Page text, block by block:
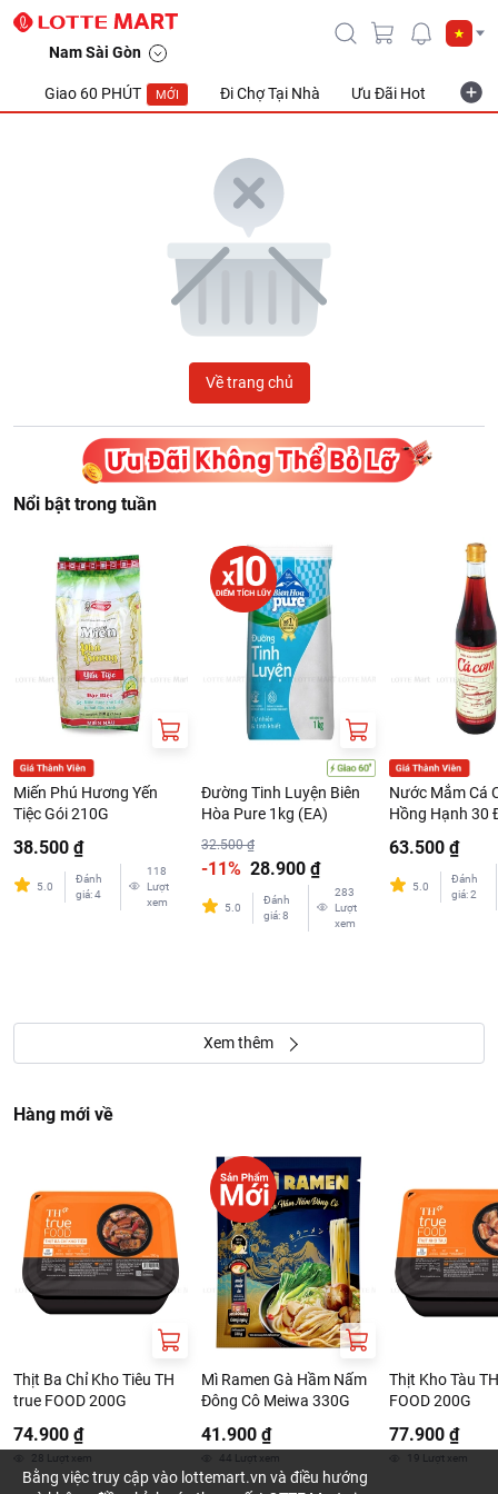
Nam Sài Gòn
Giao 60 PHÚT MỚI Đi Chợ Tại Nhà Ưu Đãi Hot
Về trang chủ
Nổi bật trong tuần
Miến Phú Hương Yến
Tiệc Gói 210G
38.500 ₫
5.0
Đánh
giá:4
118
Lượt
xem
Đường Tinh Luyện Biên
Hòa Pure 1kg (EA)
32.500 ₫
-11% 28.900 ₫
5.0
Đánh
giá:8
283
Lượt
xem
Nước Mắm Cá
Hồng Hạnh 30
63.500 ₫
5.0
Đánh
giá:2
Xem thêm
Hàng mới về
Thịt Ba Chỉ Kho Tiêu TH
true FOOD 200G
74.900 ₫
28 Lượt xem
Mì Ramen Gà Hầm Nấm
Đông Cô Meiwa 330G
41.900 ₫
44 Lượt xem
Thịt Kho Tàu
FOOD 200G
77.900 ₫
19 Lượt xem
Bằng việc truy cập vào lottemart.vn và điều hướng
LOTTE Mart Viet Nam